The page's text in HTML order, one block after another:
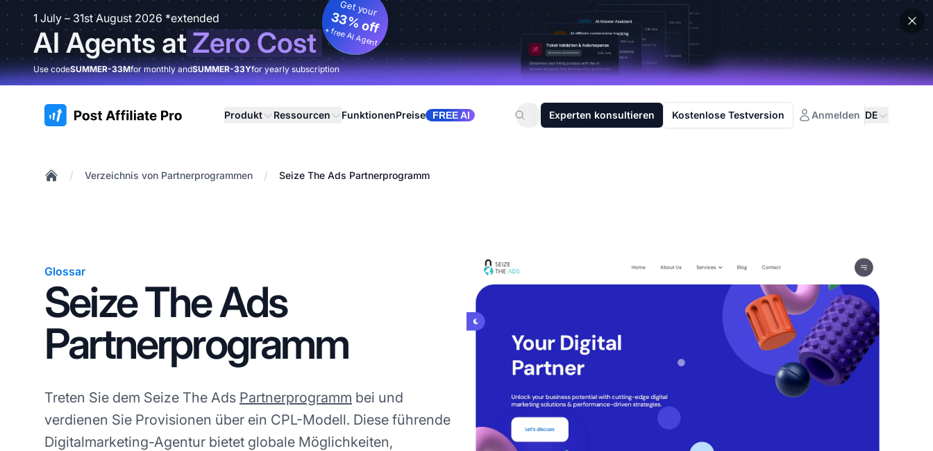
1 July – 31st August 2026 *extended
AI Agents atZero Cost
Get your
33% off
+ free AI Agent
Use codeSUMMER-33Mfor monthly andSUMMER-33Yfor yearly subscription
:site.title Produkt Ressourcen FunktionenPreise FREE AI Experten konsultieren Kostenlose Testversion Anmelden DE
/ Verzeichnis von Partnerprogrammen / Seize The Ads Partnerprogramm
Glossar
Seize The Ads
Partnerprogramm
Treten Sie dem Seize The Ads Partnerprogramm bei und
verdienen Sie Provisionen über ein CPL-Modell. Diese führende
Digitalmarketing-Agentur bietet globale Möglichkeiten,